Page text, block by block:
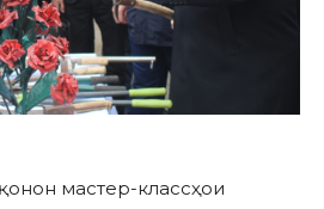
мастер-классҳои